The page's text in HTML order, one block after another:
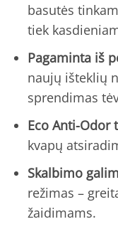
basutės
tiek
Pagaminta iš
naujų išteklių
sprendimas
Eco Anti-Odor
kvapų
Skalbimo
režimas –
žaidimams.